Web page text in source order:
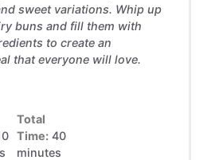
sweet variations. Whip up
buns and fill them with
to create an
that everyone will love.
Total
Time: 40
minutes